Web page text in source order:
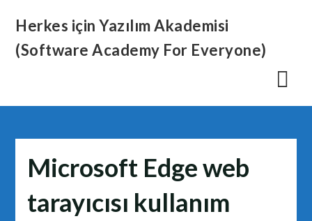
content
Herkes için Yazılım Akademisi
(Software Academy For Everyone)
Microsoft Edge web
tarayıcısı kullanım